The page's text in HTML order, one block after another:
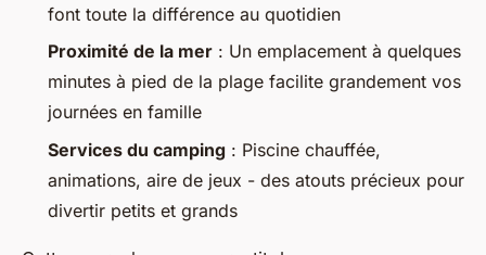
font toute la différence au quotidien
Proximité de la mer : Un emplacement à quelques
minutes à pied de la plage facilite grandement vos
journées en famille
Services du camping : Piscine chauffée,
animations, aire de jeux - des atouts précieux pour
divertir petits et grands